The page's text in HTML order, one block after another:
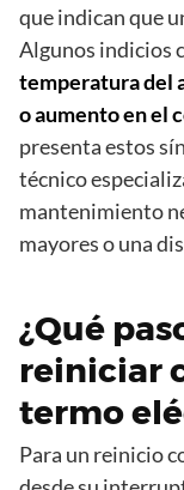
que indican que
Algunos indicios
temperatura del
o aumento en el
presenta estos
técnico
mantenimiento
mayores o una
¿Qué
reiniciar
termo
Para un reinicio